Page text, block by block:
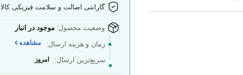
گارانتی اصالت و سلامت فیزیکی کالا
وضعیت محصول: موجود در انبار
زمان و هزینه ارسال: مشاهده
سریع‌ترین ارسال: امروز